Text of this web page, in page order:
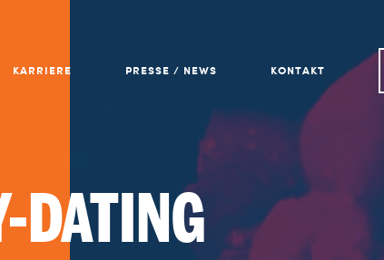
KARRIERE PRESSE / NEWS KONTAKT
DATING